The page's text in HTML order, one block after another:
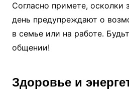
Согласно примете, осколки
день предупреждают о
в семье или на работе.
общении!
Здоровье и